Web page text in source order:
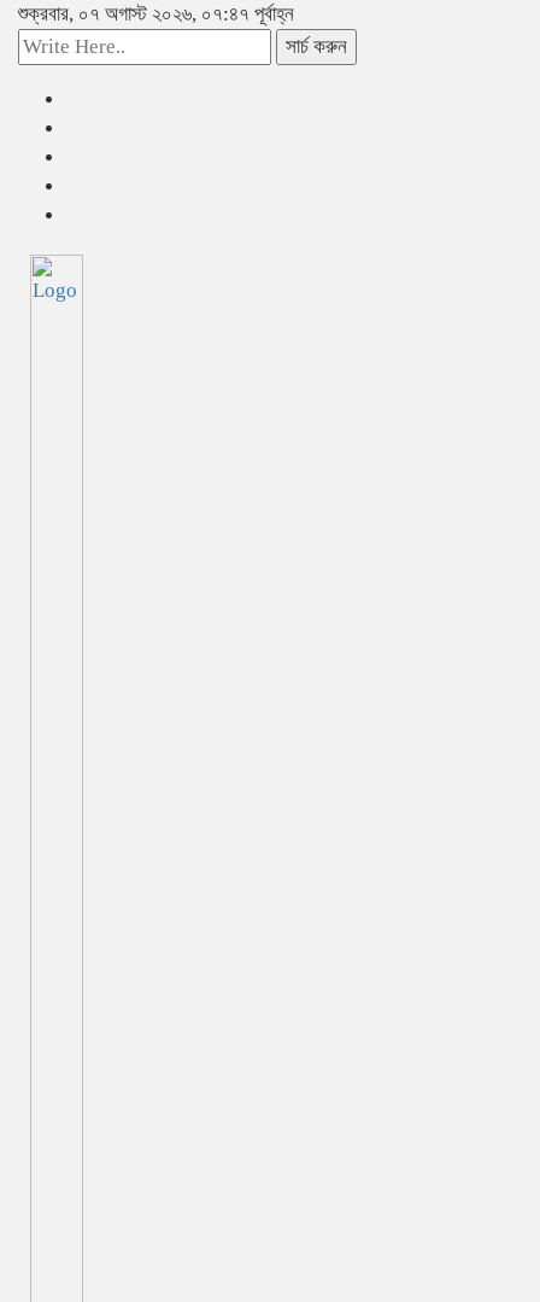
শুক্রবার, ০৭ অগাস্ট ২০২৬, ০৭:৪৭ পূর্বাহ্ন
সার্চ করুন